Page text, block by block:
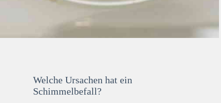
Welche Ursachen hat ein
Schimmelbefall?